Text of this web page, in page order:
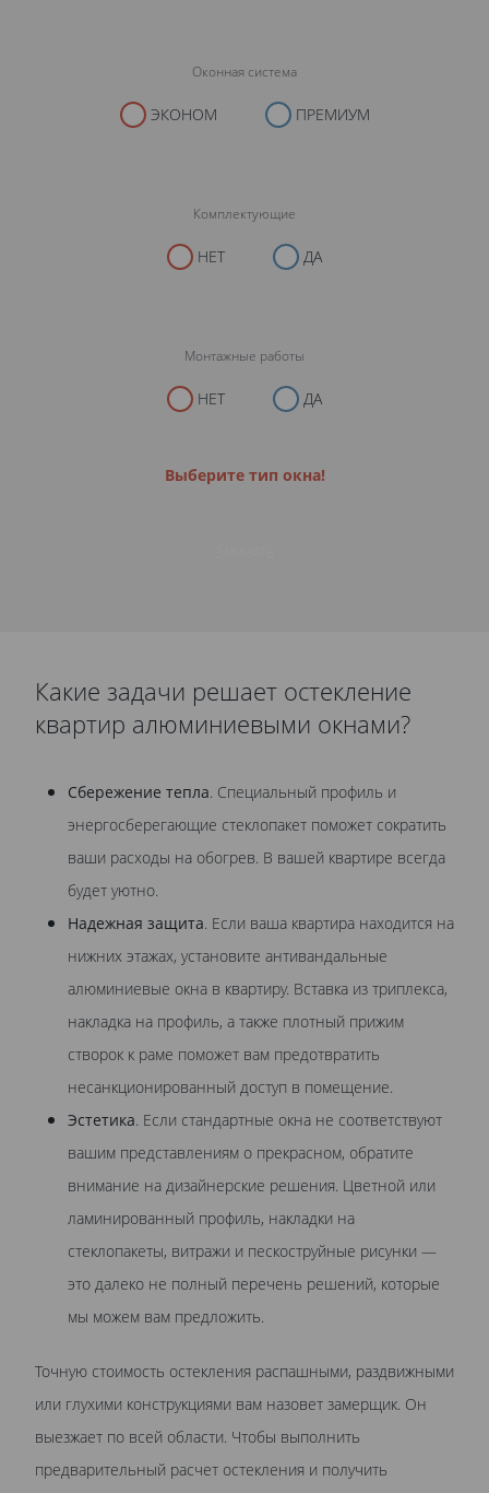
Оконная система
ЭКОНОМ ПРЕМИУМ
Комплектующие
НЕТ ДА
Монтажные работы
НЕТ ДА
Выберите тип окна!
Какие задачи решает остекление
квартир алюминиевыми окнами?
Сбережение тепла. Специальный профиль и
энергосберегающие стеклопакет поможет сократить
ваши расходы на обогрев. В вашей квартире всегда
будет уютно.
Надежная защита. Если ваша квартира находится на
нижних этажах, установите антивандальные
алюминиевые окна в квартиру. Вставка из триплекса,
накладка на профиль, а также плотный прижим
створок к раме поможет вам предотвратить
несанкционированный доступ в помещение.
Эстетика. Если стандартные окна не соответствуют
вашим представлениям о прекрасном, обратите
внимание на дизайнерские решения. Цветной или
ламинированный профиль, накладки на
стеклопакеты, витражи и пескоструйные рисунки —
это далеко не полный перечень решений, которые
мы можем вам предложить.
Точную стоимость остекления распашными, раздвижными
или глухими конструкциями вам назовет замерщик. Он
выезжает по всей области. Чтобы выполнить
предварительный расчет остекления и получить